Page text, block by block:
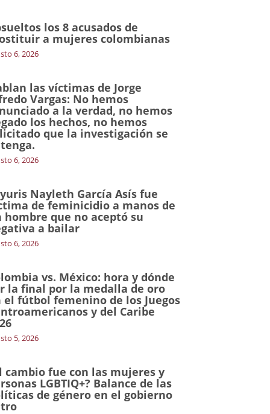
los 8 acusados de
a mujeres colombianas
6, 2026
las víctimas de Jorge
Vargas: No hemos
a la verdad, no hemos
los hechos, no hemos
que la investigación se
6, 2026
Nayleth García Asís fue
de feminicidio a manos de
hombre que no aceptó su
a bailar
6, 2026
vs. México: hora y dónde
la final por la medalla de oro
el fútbol femenino de los Juegos
y del Caribe
5, 2026
cambio fue con las mujeres y
LGBTIQ+? Balance de las
de género en el gobierno